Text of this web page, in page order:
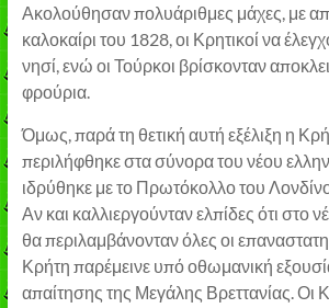
Ακολούθησαν πολυάριθμες μάχες, με
καλοκαίρι του 1828, οι Κρητικοί να
νησί, ενώ οι Τούρκοι βρίσκονταν
φρούρια.
Όμως, παρά τη θετική αυτή εξέλιξη η
περιλήφθηκε στα σύνορα του νέου
ιδρύθηκε με το Πρωτόκολλο του
Αν και καλλιεργούνταν ελπίδες ότι στο
θα περιλαμβάνονταν όλες οι
Κρήτη παρέμεινε υπό οθωμανική
απαίτησης της Μεγάλης Βρεττανίας. Οι